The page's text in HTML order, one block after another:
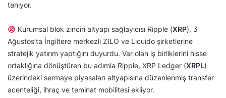
tanıyor.
Kurumsal blok zinciri altyapı sağlayıcısı Ripple (XRP), 3
Ağustos’ta İngiltere merkezli ZILO ve Licuido şirketlerine
stratejik yatırım yaptığını duyurdu. Var olan iş birliklerini hisse
ortaklığına dönüştüren bu adımla Ripple, XRP Ledger (XRPL)
üzerindeki sermaye piyasaları altyapısına düzenlenmiş transfer
acenteliği, ihraç ve teminat mobilitesi ekliyor.